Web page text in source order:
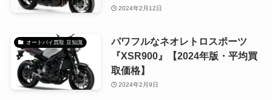
2024年2月12日
オートバイ買取 豆知識
パワフルなネオレトロスポーツ
『XSR900』【2024年版・平均買
取価格】
2024年2月9日